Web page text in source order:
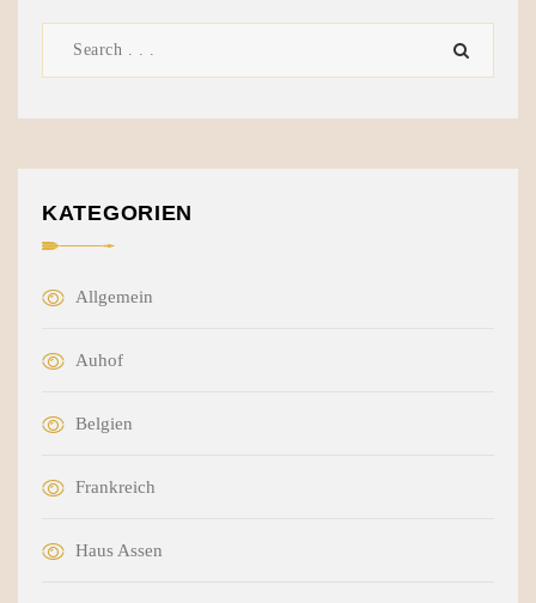
KATEGORIEN
Allgemein
Auhof
Belgien
Frankreich
Haus Assen